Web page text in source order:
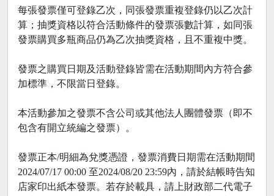
每張發票僅可登錄乙次，同張發票重複登錄仍以乙次計
算；抽獎資格以符合活動條件的發票張數計算，如同張
發票購買多瓶商品仍為乙次抽獎資格，且不重複中獎。
發票之購買日期及活動登錄皆需在活動期間內方符合參
加標準，不限當日登錄。
本活動參加之發票不含公司或其他法人團體發票（即不
包含有開立統編之發票）。
發票正本/明細為兌獎憑證，發票消費日期需在活動期間
2024/07/17 00:00 至2024/08/20 23:59內，請於結帳時告知
店家印出紙本發票。若存於載具，請上財政部二代電子